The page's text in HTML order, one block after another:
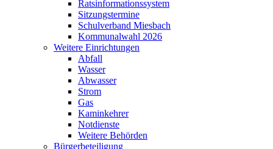
Ratsinformationssystem
Sitzungstermine
Schulverband Miesbach
Kommunalwahl 2026
Weitere Einrichtungen
Abfall
Wasser
Abwasser
Strom
Gas
Kaminkehrer
Notdienste
Weitere Behörden
Bürgerbeteiligung